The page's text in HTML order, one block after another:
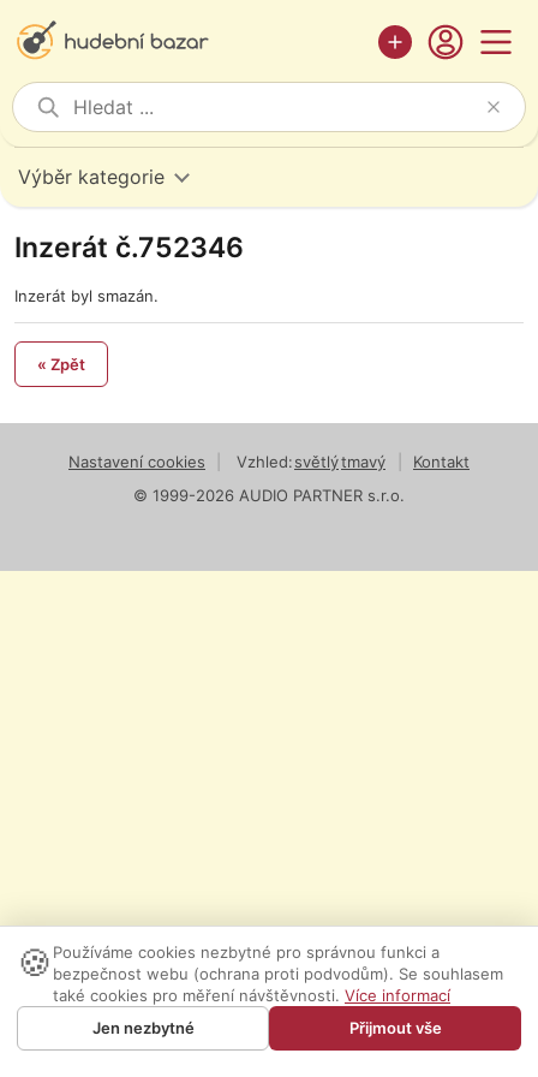
Výběr kategorie
Inzerát č.752346
Inzerát byl smazán.
« Zpět
Nastavení cookies Vzhled:světlýtmavý
Kontakt
© 1999-2026 AUDIO PARTNER s.r.o.
🍪 Používáme cookies nezbytné pro správnou funkci a
bezpečnost webu (ochrana proti podvodům). Se souhlasem
také cookies pro měření návštěvnosti. Více informací
Jen nezbytné
Přijmout vše